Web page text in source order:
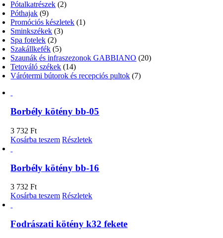
Pótalkatrészek (2)
Póthajak (9)
Promóciós készletek (1)
Sminkszékek (3)
Spa fotelek (2)
Szakállkefék (5)
Szaunák és infraszezonok GABBIANO (20)
Tetováló székek (14)
Várótermi bútorok és recepciós pultok (7)
Borbély kötény bb-05
3 732Ft
Kosárba teszem Részletek
Borbély kötény bb-16
3 732Ft
Kosárba teszem Részletek
Fodrászati kötény k32 fekete